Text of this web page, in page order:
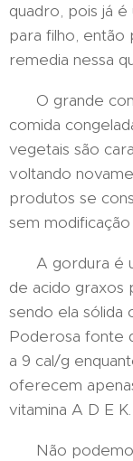
quadro, pois já
para filho,
remedia nessa
O grande
comida
vegetais são
voltando
produtos se
sem
A gordura é
de acido graxos
sendo ela sólida
Poderosa fonte
a 9 cal/g
oferecem
vitamina A D E K.
Não